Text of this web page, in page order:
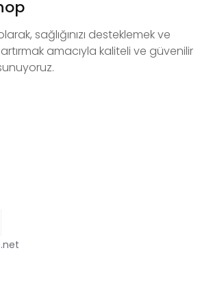
sağlığınızı desteklemek ve
amacıyla kaliteli ve güvenilir